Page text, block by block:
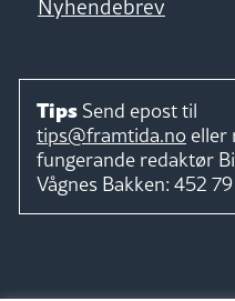
Nyhendebrev
Tips Send epost til
tips@framtida.no eller
fungerande redaktør
Vågnes Bakken: 452